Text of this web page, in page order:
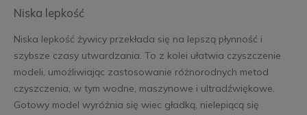
Niska lepkość
Niska lepkość żywicy przekłada się na lepszą płynność i
szybsze czasy utwardzania. To z kolei ułatwia czyszczenie
modeli, umożliwiając zastosowanie różnorodnych metod
czyszczenia, w tym wodne, maszynowe i ultradźwiękowe.
Gotowy model wyróżnia się wiec gładką, nielepiącą się